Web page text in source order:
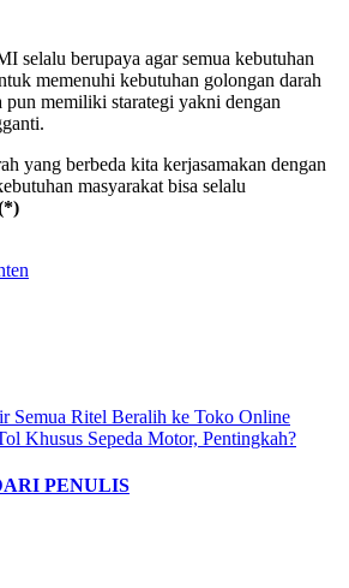
selalu berupaya agar semua kebutuhan
memenuhi kebutuhan golongan darah
pun memiliki starategi yakni dengan
yang berbeda kita kerjasamakan dengan
masyarakat bisa selalu
Semua Ritel Beralih ke Toko Online
Khusus Sepeda Motor, Pentingkah?
PENULIS